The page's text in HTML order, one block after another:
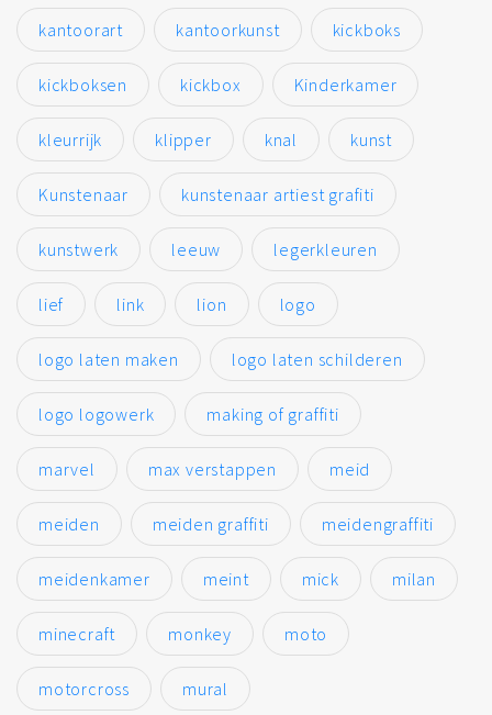
kantoorart kantoorkunst kickboks
kickboksen kickbox Kinderkamer
kleurrijk klipper knal kunst
Kunstenaar kunstenaar artiest grafiti
kunstwerk leeuw legerkleuren
lief link lion logo
logo laten maken logo laten schilderen
logo logowerk making of graffiti
marvel max verstappen meid
meiden meiden graffiti meidengraffiti
meidenkamer meint mick milan
minecraft monkey moto
motorcross mural